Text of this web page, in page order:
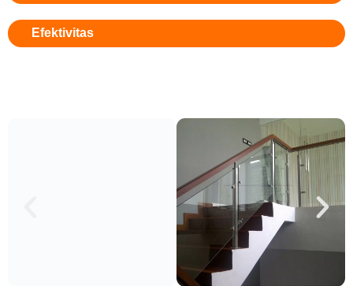
Efektivitas